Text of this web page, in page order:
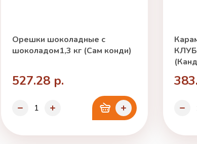
Орешки шоколадные с
шоколадом1,3 кг (Сам конди)
527.28 р.